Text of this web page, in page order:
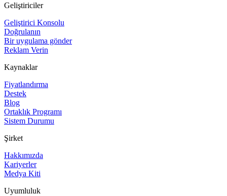
Geliştiriciler
Geliştirici Konsolu
Doğrulanın
Bir uygulama gönder
Reklam Verin
Kaynaklar
Fiyatlandırma
Destek
Blog
Ortaklık Programı
Sistem Durumu
Şirket
Hakkımızda
Kariyerler
Medya Kiti
Uyumluluk